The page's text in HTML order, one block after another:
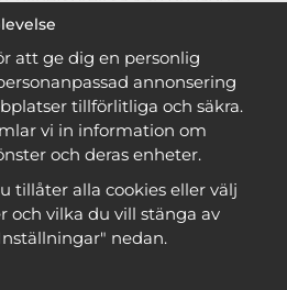
gratisoch få många
mönstret. Du ser vilka som
när du är inloggad
medlem
att ge dig en personlig
annonsering
tillförlitliga och säkra.
vi in information om
och deras enheter.
tillåter alla cookies eller välj
och vilka du vill stänga av
nedan.